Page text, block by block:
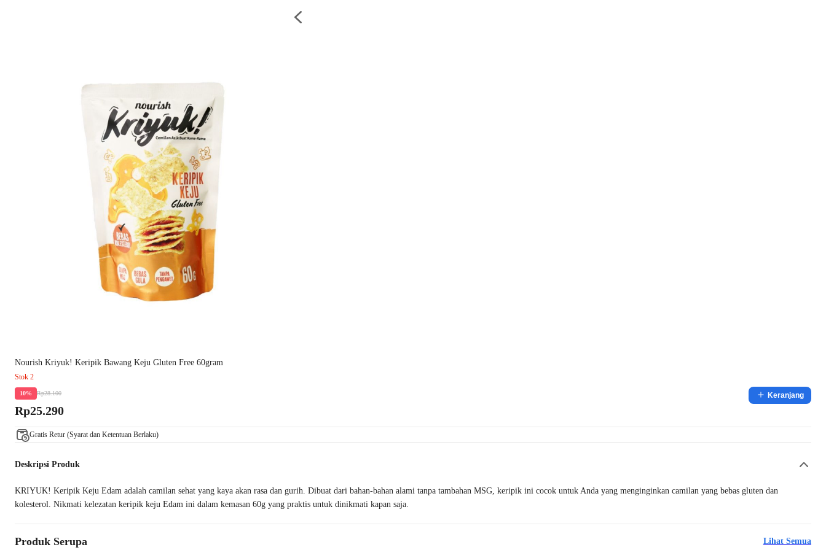
Nourish Kriyuk! Keripik Bawang Keju Gluten Free 60gram
Stok 2
10% Rp28.100
Rp25.290
Keranjang
Gratis Retur (Syarat dan Ketentuan Berlaku)
Deskripsi Produk
KRIYUK! Keripik Keju Edam adalah camilan sehat yang kaya akan rasa dan gurih. Dibuat dari bahan-bahan alami tanpa tambahan MSG, keripik ini cocok untuk Anda yang menginginkan camilan yang bebas gluten dan
kolesterol. Nikmati kelezatan keripik keju Edam ini dalam kemasan 60g yang praktis untuk dinikmati kapan saja.
Produk Serupa Lihat Semua